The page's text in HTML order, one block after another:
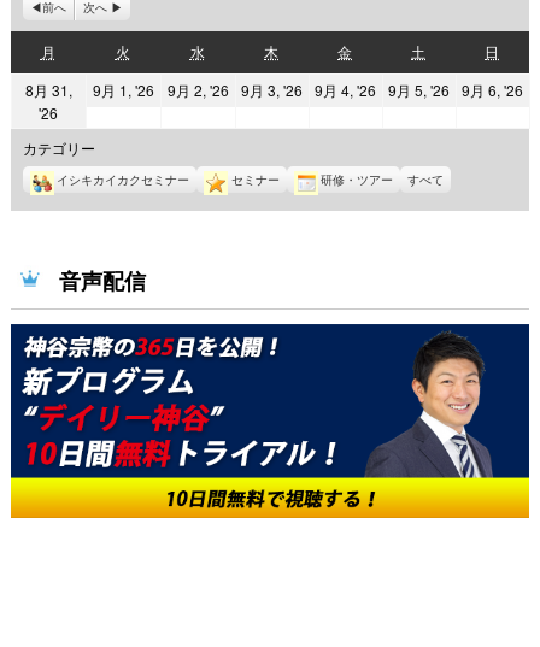
前へ 次へ
月
曜
日
火
曜
日
水水
曜
日
木
曜
日
金金
曜
日
土
曜
日
日
曜
日
8月 31,
'26
年
8
月
31
9月 1, '262026
月
1
日
9月 2, '262026
月
2
日
9月 3, '26
2026
月
3
日
9月 4, '26
2026
月
日
9月 5, '26
2026
月
日
9月 6, '26
日
カテゴリー
イシキカイカクセミナー セミナー 研修・ツアー すべて
音声配信